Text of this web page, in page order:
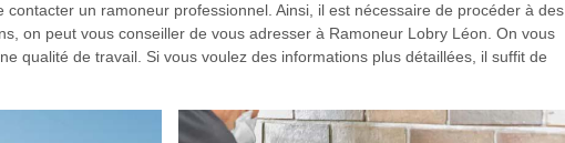
contacter un ramoneur professionnel. Ainsi, il est nécessaire de procéder à des
on peut vous conseiller de vous adresser à Ramoneur Lobry Léon. On vous
qualité de travail. Si vous voulez des informations plus détaillées, il suffit de